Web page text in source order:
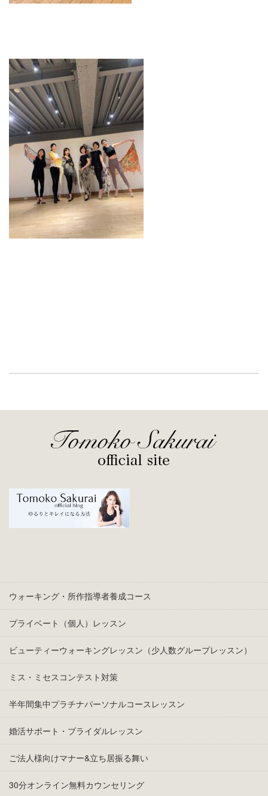
ウォーキング・所作指導者養成コース
プライベート（個人）レッスン
ビューティーウォーキングレッスン（少人数グループレッスン）
ミス・ミセスコンテスト対策
半年間集中プラチナパーソナルコースレッスン
婚活サポート・ブライダルレッスン
ご法人様向けマナー&立ち居振る舞い
30分オンライン無料カウンセリング